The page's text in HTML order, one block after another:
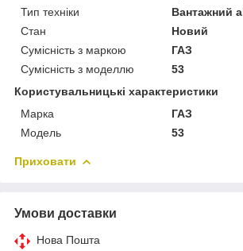
Тип техніки
Вантажний
Стан
Новий
Сумісність з маркою
ГАЗ
Сумісність з моделлю
53
Користувальницькі характеристики
Марка
ГАЗ
Модель
53
Приховати
Умови доставки
Нова Пошта